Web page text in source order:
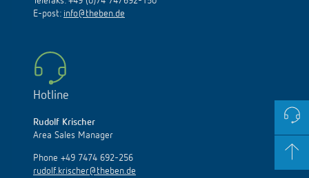
E-post: info@theben.de
Hotline
Rudolf Krischer
Area Sales Manager
Phone +49 7474 692-256
rudolf.krischer@theben.de